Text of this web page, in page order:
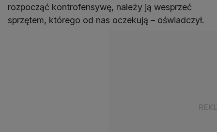
rozpocząć kontrofensywę, należy ją wesprzeć
sprzętem, którego od nas oczekują – oświadczył.